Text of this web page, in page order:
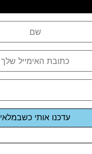
עדכנו אותי כשבמלאי